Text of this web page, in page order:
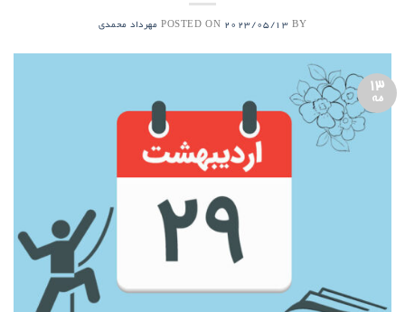
POSTED ON 2023/05/13 BY مهرداد محمدی
13
مه